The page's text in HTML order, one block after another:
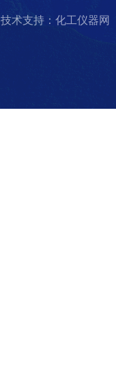
技术支持：化工仪器网